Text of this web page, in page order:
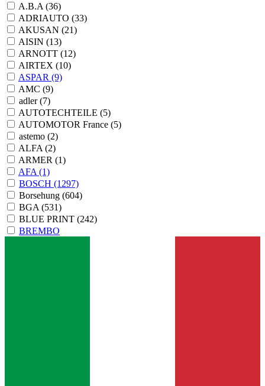
A.B.A (36)
ADRIAUTO (33)
AKUSAN (21)
AISIN (13)
ARNOTT (12)
AIRTEX (10)
ASPAR (9)
AMC (9)
adler(7)
AUTOTECHTEILE (5)
AUTOMOTOR France (5)
astemo (2)
ALFA (2)
ARMER (1)
AFA (1)
BOSCH (1297)
Borsehung (604)
BGA (531)
BLUE PRINT (242)
BREMBO